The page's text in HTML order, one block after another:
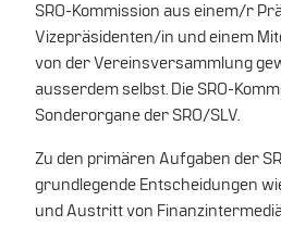
SRO-Kommission aus einem/r
Vizepräsidenten/in und einem
von der Vereinsversammlung
ausserdem selbst. Die SRO-
Sonderorgane der SRO/SLV.
Zu den primären Aufgaben der
grundlegende Entscheidungen
und Austritt von